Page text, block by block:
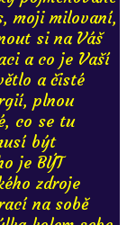
moji milovaní,
si na Váš
a co je Vaší
a čisté
plnou
co se tu
být
je BÝT
zdroje
na sobě